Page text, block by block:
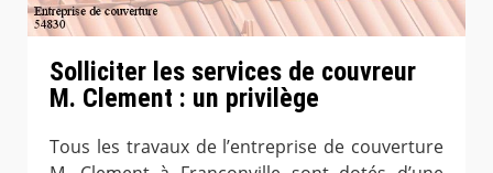
Solliciter les services de couvreur
M. Clement : un privilège
Tous les travaux de l’entreprise de couverture